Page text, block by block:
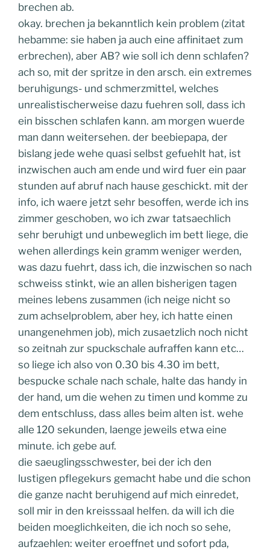
brechen ab.
okay. brechen ja bekanntlich kein problem (zitat
hebamme: sie haben ja auch eine affinitaet zum
erbrechen), aber AB? wie soll ich denn schlafen?
ach so, mit der spritze in den arsch. ein extremes
beruhigungs- und schmerzmittel, welches
unrealistischerweise dazu fuehren soll, dass ich
ein bisschen schlafen kann. am morgen wuerde
man dann weitersehen. der beebiepapa, der
bislang jede wehe quasi selbst gefuehlt hat, ist
inzwischen auch am ende und wird fuer ein paar
stunden auf abruf nach hause geschickt. mit der
info, ich waere jetzt sehr besoffen, werde ich ins
zimmer geschoben, wo ich zwar tatsaechlich
sehr beruhigt und unbeweglich im bett liege, die
wehen allerdings kein gramm weniger werden,
was dazu fuehrt, dass ich, die inzwischen so nach
schweiss stinkt, wie an allen bisherigen tagen
meines lebens zusammen (ich neige nicht so
zum achselproblem, aber hey, ich hatte einen
unangenehmen job), mich zusaetzlich noch nicht
so zeitnah zur spuckschale aufraffen kann etc…
so liege ich also von 0.30 bis 4.30 im bett,
bespucke schale nach schale, halte das handy in
der hand, um die wehen zu timen und komme zu
dem entschluss, dass alles beim alten ist. wehe
alle 120 sekunden, laenge jeweils etwa eine
minute. ich gebe auf.
die saeuglingsschwester, bei der ich den
lustigen pflegekurs gemacht habe und die schon
die ganze nacht beruhigend auf mich einredet,
soll mir in den kreisssaal helfen. da will ich die
beiden moeglichkeiten, die ich noch so sehe,
aufzaehlen: weiter eroeffnet und sofort pda,